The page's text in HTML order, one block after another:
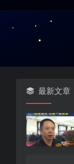
最新文章